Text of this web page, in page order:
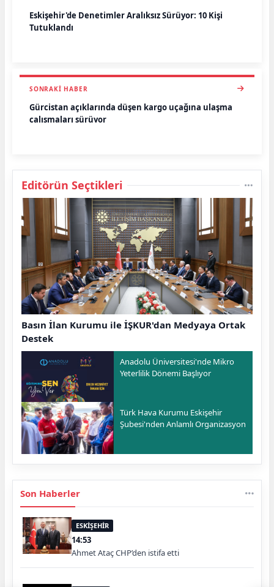
Eskişehir'de Denetimler Aralıksız Sürüyor: 10 Kişi
Tutuklandı
SONRAKI HABER
Gürcistan açıklarında düşen kargo uçağına ulaşma
çalışmaları sürüyor
Editörün Seçtikleri
Basın İlan Kurumu ile İŞKUR'dan Medyaya Ortak
Destek
Anadolu Üniversitesi'nde Mikro
Yeterlilik Dönemi Başlıyor
Türk Hava Kurumu Eskişehir
Şubesi'nden Anlamlı Organizasyon
Son Haberler
ESKİŞEHİR
14:53
Ahmet Ataç CHP’den istifa etti